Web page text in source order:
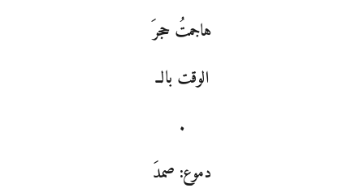
هاجمتُ حجرَ
الوقت بالــ
.
دموع: صمدَ